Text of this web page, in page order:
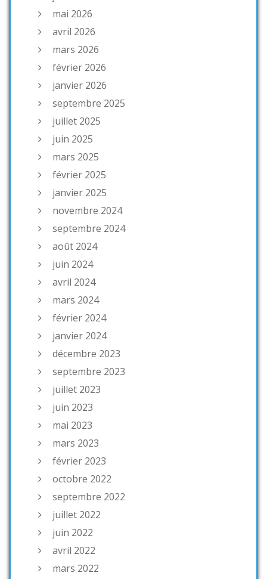
mai 2026
avril 2026
mars 2026
février 2026
janvier 2026
septembre 2025
juillet 2025
juin 2025
mars 2025
février 2025
janvier 2025
novembre 2024
septembre 2024
août 2024
juin 2024
avril 2024
mars 2024
février 2024
janvier 2024
décembre 2023
septembre 2023
juillet 2023
juin 2023
mai 2023
mars 2023
février 2023
octobre 2022
septembre 2022
juillet 2022
juin 2022
avril 2022
mars 2022